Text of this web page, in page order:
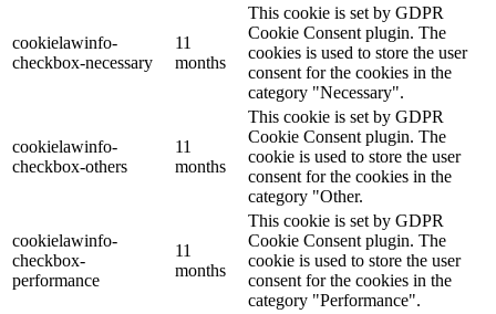
cookielawinfo-
checkbox-necessary
11
months
This cookie is set by GDPR
Cookie Consent plugin. The
cookies is used to store the user
consent for the cookies in the
category "Necessary".
cookielawinfo-
checkbox-others
11
months
This cookie is set by GDPR
Cookie Consent plugin. The
cookie is used to store the user
consent for the cookies in the
category "Other.
cookielawinfo-
checkbox-
performance
11
months
This cookie is set by GDPR
Cookie Consent plugin. The
cookie is used to store the user
consent for the cookies in the
category "Performance".